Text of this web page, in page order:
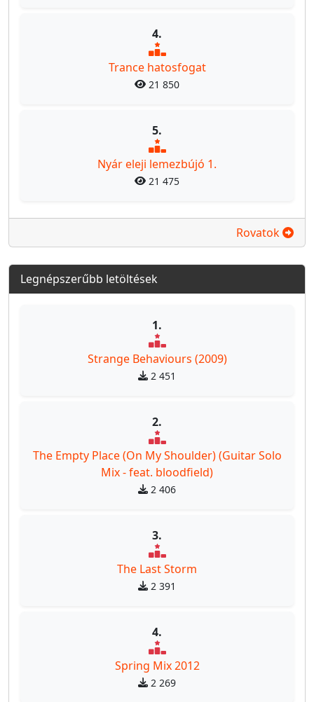
4.
Trance hatosfogat
21 850
5.
Nyár eleji lemezbújó 1.
21 475
Rovatok
Legnépszerűbb letöltések
1.
Strange Behaviours (2009)
2 451
2.
The Empty Place (On My Shoulder) (Guitar Solo
Mix - feat. bloodfield)
2 406
3.
The Last Storm
2 391
4.
Spring Mix 2012
2 269